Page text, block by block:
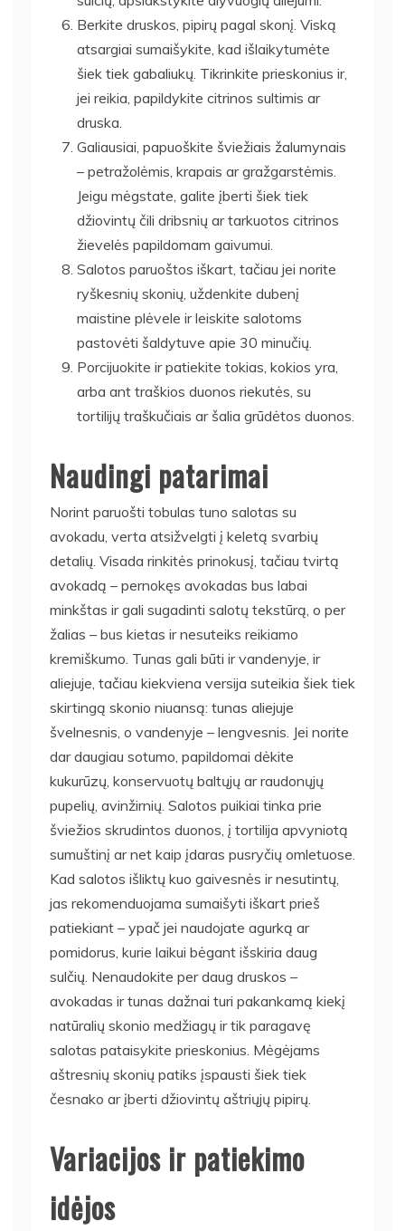
Berkite druskos, pipirų pagal skonį. Viską
atsargiai sumaišykite, kad išlaikytumėte
šiek tiek gabaliukų. Tikrinkite prieskonius ir,
jei reikia, papildykite citrinos sultimis ar
druska.
Galiausiai, papuoškite šviežiais žalumynais
– petražolėmis, krapais ar gražgarstėmis.
Jeigu mėgstate, galite įberti šiek tiek
džiovintų čili dribsnių ar tarkuotos citrinos
žievelės papildomam gaivumui.
Salotos paruoštos iškart, tačiau jei norite
ryškesnių skonių, uždenkite dubenį
maistine plėvele ir leiskite salotoms
pastovėti šaldytuve apie 30 minučių.
Porcijuokite ir patiekite tokias, kokios yra,
arba ant traškios duonos riekutės, su
tortilijų traškučiais ar šalia grūdėtos duonos.
Naudingi patarimai
Norint paruošti tobulas tuno salotas su
avokadu, verta atsižvelgti į keletą svarbių
detalių. Visada rinkitės prinokusį, tačiau tvirtą
avokadą – pernokęs avokadas bus labai
minkštas ir gali sugadinti salotų tekstūrą, o per
žalias – bus kietas ir nesuteiks reikiamo
kremiškumo. Tunas gali būti ir vandenyje, ir
aliejuje, tačiau kiekviena versija suteikia šiek tiek
skirtingą skonio niuansą: tunas aliejuje
švelnesnis, o vandenyje – lengvesnis. Jei norite
dar daugiau sotumo, papildomai dėkite
kukurūzų, konservuotų baltųjų ar raudonųjų
pupelių, avinžirnių. Salotos puikiai tinka prie
šviežios skrudintos duonos, į tortilija apvyniotą
sumuštinį ar net kaip įdaras pusryčių omletuose.
Kad salotos išliktų kuo gaivesnės ir nesutintų,
jas rekomenduojama sumaišyti iškart prieš
patiekiant – ypač jei naudojate agurką ar
pomidorus, kurie laikui bėgant išskiria daug
sulčių. Nenaudokite per daug druskos –
avokadas ir tunas dažnai turi pakankamą kiekį
natūralių skonio medžiagų ir tik paragavę
salotas pataisykite prieskonius. Mėgėjams
aštresnių skonių patiks įspausti šiek tiek
česnako ar įberti džiovintų aštriųjų pipirų.
Variacijos ir patiekimo
idėjos